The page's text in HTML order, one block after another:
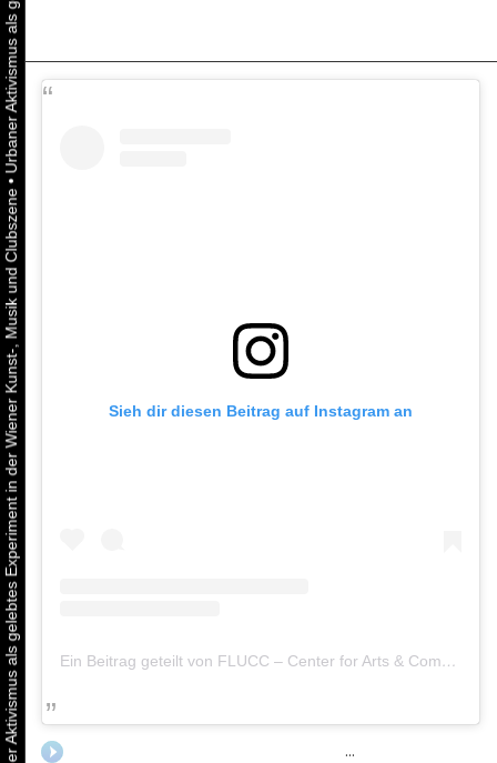
Urbaner Aktivismus als gelebtes Experiment in der Wiener Kunst-, Musik und Clubszene
•
Sieh dir diesen Beitrag auf Instagram an
Ein Beitrag geteilt von FLUCC – Center for Arts & Communities (@fluccvienna)